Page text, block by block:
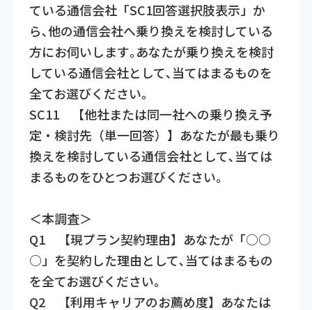
ている通信会社「SC1回答選択肢表示」か
ら､他の通信会社へ乗り換えを検討している
方にお伺いします｡あなたが乗り換えを検討
している通信会社として､当てはまるものを
全てお選びください｡
SC11 【他社または同一社への乗り換え予
定・検討先（単一回答）】あなたが最も乗り
換えを検討している通信会社として､当ては
まるものをひとつお選びください｡
＜本調査＞
Q1 【現プラン契約理由】あなたが「○○
○」を契約した理由として､当てはまるもの
を全てお選びください｡
Q2 【利用キャリアのお薦め度】あなたは